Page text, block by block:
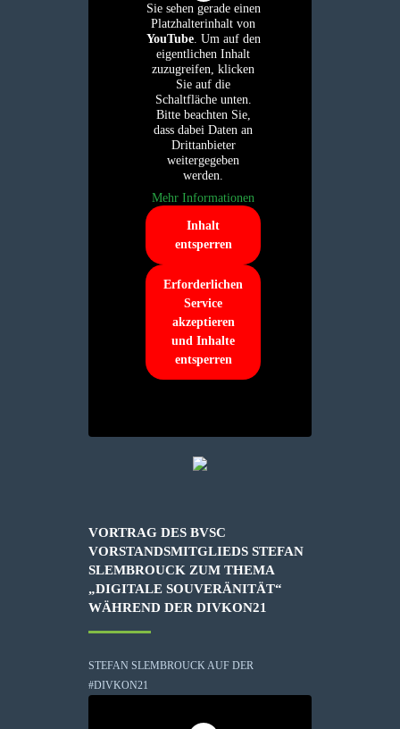
Sie sehen gerade einen
Platzhalterinhalt von
YouTube. Um auf den
eigentlichen Inhalt
zuzugreifen, klicken
Sie auf die
Schaltfläche unten.
Bitte beachten Sie,
dass dabei Daten an
Drittanbieter
weitergegeben
werden.
Mehr Informationen
Inhalt
entsperren
Erforderlichen
Service
akzeptieren
und Inhalte
entsperren
VORTRAG DES BVSC
VORSTANDSMITGLIEDS STEFAN
SLEMBROUCK ZUM THEMA
„DIGITALE SOUVERÄNITÄT“
WÄHREND DER DIVKON21
STEFAN SLEMBROUCK AUF DER
#DIVKON21